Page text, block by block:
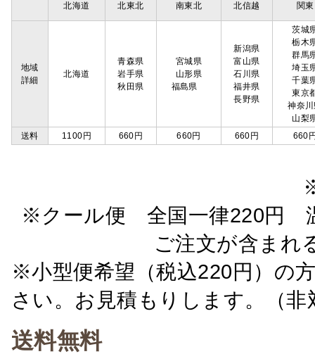
北海道 北東北 南東北 北信越 関東
地域
詳細
北海道
青森県
岩手県
秋田県
宮城県
山形県
福島県
新潟県
富山県
石川県
福井県
長野県
茨城
栃木
群馬
埼玉
千葉
東京
神奈
山梨
送料
1100円 660円 660円 660円 660
※クール便 全国一律220円
ご注文が含ま
※小型便希望（税込220円）の
さい。お見積もりします。（非
送料無料